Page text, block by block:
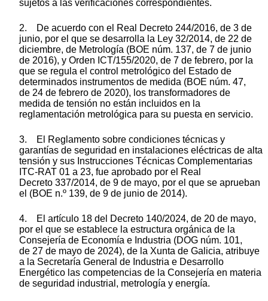
sujetos a las verificaciones correspondientes.
2. De acuerdo con el Real Decreto 244/2016, de 3 de
junio, por el que se desarrolla la Ley 32/2014, de 22 de
diciembre, de Metrología (BOE núm. 137, de 7 de junio
de 2016), y Orden ICT/155/2020, de 7 de febrero, por la
que se regula el control metrológico del Estado de
determinados instrumentos de medida (BOE núm. 47,
de 24 de febrero de 2020), los transformadores de
medida de tensión no están incluidos en la
reglamentación metrológica para su puesta en servicio.
3. El Reglamento sobre condiciones técnicas y
garantías de seguridad en instalaciones eléctricas de alta
tensión y sus Instrucciones Técnicas Complementarias
ITC-RAT 01 a 23, fue aprobado por el Real
Decreto 337/2014, de 9 de mayo, por el que se aprueban
el (BOE n.º 139, de 9 de junio de 2014).
4. El artículo 18 del Decreto 140/2024, de 20 de mayo,
por el que se establece la estructura orgánica de la
Consejería de Economía e Industria (DOG núm. 101,
de 27 de mayo de 2024), de la Xunta de Galicia, atribuye
a la Secretaría General de Industria e Desarrollo
Energético las competencias de la Consejería en materia
de seguridad industrial, metrología y energía.